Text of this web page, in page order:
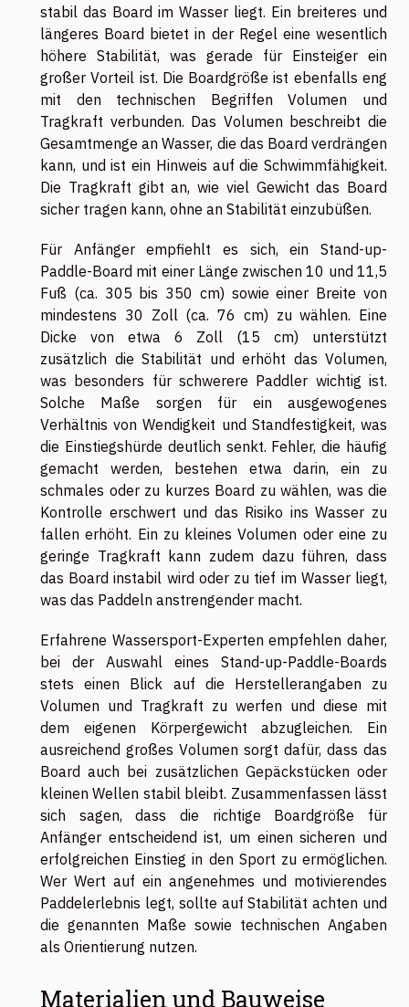
stabil das Board im Wasser liegt. Ein breiteres und
längeres Board bietet in der Regel eine wesentlich
höhere Stabilität, was gerade für Einsteiger ein
großer Vorteil ist. Die Boardgröße ist ebenfalls eng
mit den technischen Begriffen Volumen und
Tragkraft verbunden. Das Volumen beschreibt die
Gesamtmenge an Wasser, die das Board verdrängen
kann, und ist ein Hinweis auf die Schwimmfähigkeit.
Die Tragkraft gibt an, wie viel Gewicht das Board
sicher tragen kann, ohne an Stabilität einzubüßen.
Für Anfänger empfiehlt es sich, ein Stand-up-
Paddle-Board mit einer Länge zwischen 10 und 11,5
Fuß (ca. 305 bis 350 cm) sowie einer Breite von
mindestens 30 Zoll (ca. 76 cm) zu wählen. Eine
Dicke von etwa 6 Zoll (15 cm) unterstützt
zusätzlich die Stabilität und erhöht das Volumen,
was besonders für schwerere Paddler wichtig ist.
Solche Maße sorgen für ein ausgewogenes
Verhältnis von Wendigkeit und Standfestigkeit, was
die Einstiegshürde deutlich senkt. Fehler, die häufig
gemacht werden, bestehen etwa darin, ein zu
schmales oder zu kurzes Board zu wählen, was die
Kontrolle erschwert und das Risiko ins Wasser zu
fallen erhöht. Ein zu kleines Volumen oder eine zu
geringe Tragkraft kann zudem dazu führen, dass
das Board instabil wird oder zu tief im Wasser liegt,
was das Paddeln anstrengender macht.
Erfahrene Wassersport-Experten empfehlen daher,
bei der Auswahl eines Stand-up-Paddle-Boards
stets einen Blick auf die Herstellerangaben zu
Volumen und Tragkraft zu werfen und diese mit
dem eigenen Körpergewicht abzugleichen. Ein
ausreichend großes Volumen sorgt dafür, dass das
Board auch bei zusätzlichen Gepäckstücken oder
kleinen Wellen stabil bleibt. Zusammenfassen lässt
sich sagen, dass die richtige Boardgröße für
Anfänger entscheidend ist, um einen sicheren und
erfolgreichen Einstieg in den Sport zu ermöglichen.
Wer Wert auf ein angenehmes und motivierendes
Paddelerlebnis legt, sollte auf Stabilität achten und
die genannten Maße sowie technischen Angaben
als Orientierung nutzen.
Materialien und Bauweise